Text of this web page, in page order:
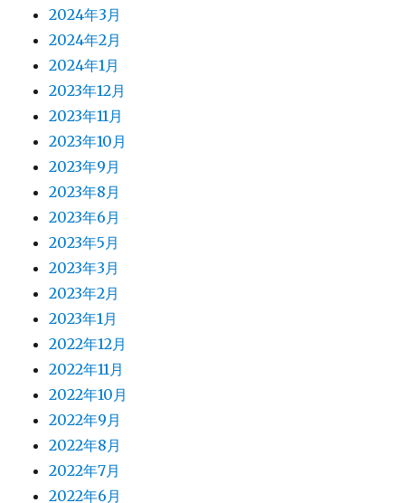
2024年3月
2024年2月
2024年1月
2023年12月
2023年11月
2023年10月
2023年9月
2023年8月
2023年6月
2023年5月
2023年3月
2023年2月
2023年1月
2022年12月
2022年11月
2022年10月
2022年9月
2022年8月
2022年7月
2022年6月